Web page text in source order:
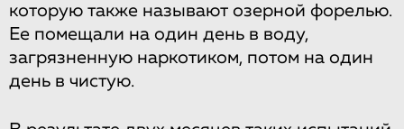
которую также называют озерной форелью.
Ее помещали на один день в воду,
загрязненную наркотиком, потом на один
день в чистую.